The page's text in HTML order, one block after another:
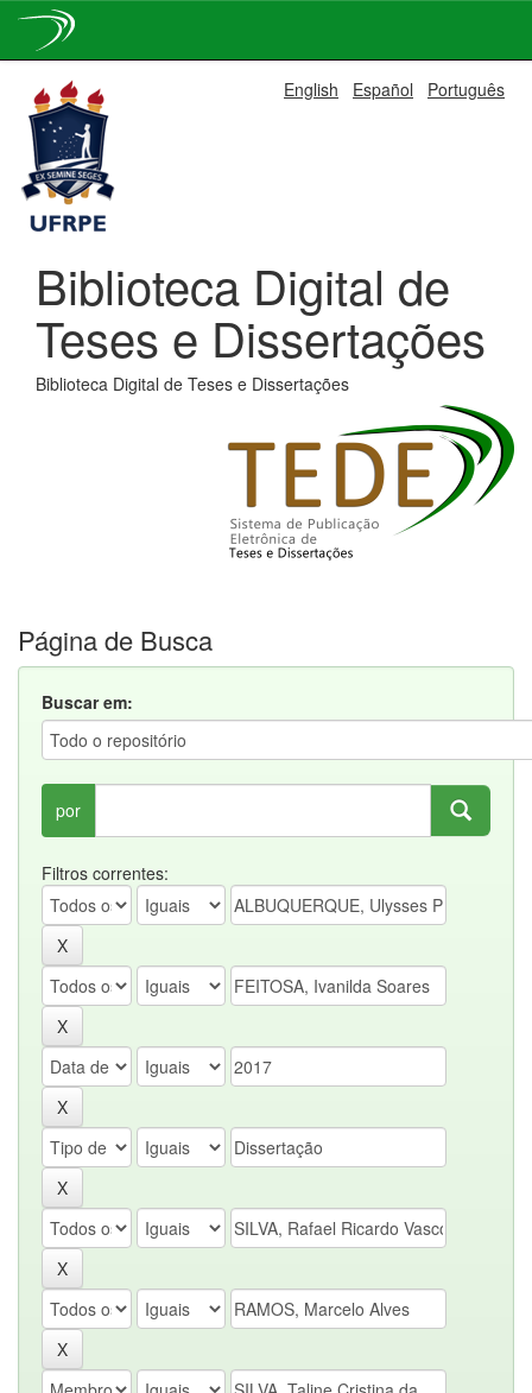
navigation
English Español Português
Biblioteca Digital de
Teses e Dissertações
Biblioteca Digital de Teses e Dissertações
Página de Busca
Buscar em:
por
Filtros correntes: